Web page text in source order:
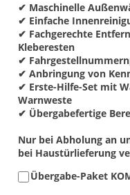
✔ Maschinelle
✔ Einfache
✔ Fachgerechte
Kleberesten
✔
✔ Anbringung von
✔ Erste-Hilfe-Set mit
Warnweste
✔ Übergabefertige
Nur bei Abholung an
bei Haustürlieferung
Übergabe-Paket